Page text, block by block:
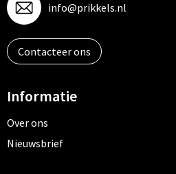
info@prikkels.nl
Contacteer ons
Informatie
Over ons
Nieuwsbrief